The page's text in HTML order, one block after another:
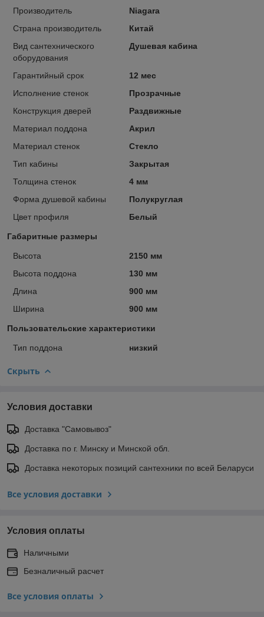
Производитель
Niagara
Страна производитель
Китай
Вид сантехнического
оборудования
Душевая кабина
Гарантийный срок
12 мес
Исполнение стенок
Прозрачные
Конструкция дверей
Раздвижные
Материал поддона
Акрил
Материал стенок
Стекло
Тип кабины
Закрытая
Толщина стенок
4 мм
Форма душевой кабины
Полукруглая
Цвет профиля
Белый
Габаритные размеры
Высота
2150 мм
Высота поддона
130 мм
Длина
900 мм
Ширина
900 мм
Пользовательские характеристики
Тип поддона низкий
Скрыть
Условия доставки
Доставка "Самовывоз"
Доставка по г. Минску и Минской обл.
Доставка некоторых позиций сантехники по всей Беларуси
Все условия доставки
Условия оплаты
Наличными
Безналичный расчет
Все условия оплаты